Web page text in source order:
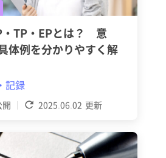
開 2025.06.02 更新
・TP・EPとは？ 意
体例を分かりやすく解
記録